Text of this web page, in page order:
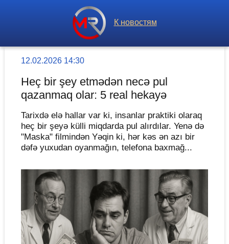
К новостям
12.02.2026 14:30
Heç bir şey etmədən necə pul
qazanmaq olar: 5 real hekayə
Tarixdə elə hallar var ki, insanlar praktiki olaraq
heç bir şeyə külli miqdarda pul alırdılar. Yenə də
"Maska" filmindən Yəqin ki, hər kəs ən azı bir
dəfə yuxudan oyanmağın, telefona baxmağ...